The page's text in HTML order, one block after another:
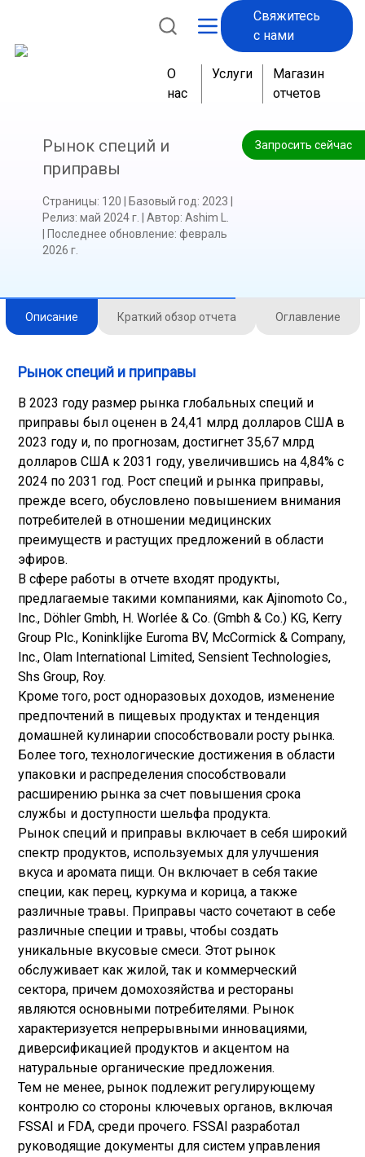
Свяжитесь
с нами
О
нас
Услуги
Магазин
отчетов
Запросить сейчас
Рынок специй и
приправы
Страницы: 120 Базовый год: 2023
Релиз: май 2024 г. Автор: Ashim L.
Последнее обновление: февраль
2026 г.
Описание Краткий обзор отчета Оглавление
Рынок специй и приправы
В 2023 году размер рынка глобальных специй и
приправы был оценен в 24,41 млрд долларов США в
2023 году и, по прогнозам, достигнет 35,67 млрд
долларов США к 2031 году, увеличившись на 4,84% с
2024 по 2031 год. Рост специй и рынка приправы,
прежде всего, обусловлено повышением внимания
потребителей в отношении медицинских
преимуществ и растущих предложений в области
эфиров.
В сфере работы в отчете входят продукты,
предлагаемые такими компаниями, как Ajinomoto Co.,
Inc., Döhler Gmbh, H. Worlée & Co. (Gmbh & Co.) KG, Kerry
Group Plc., Koninklijke Euroma BV, McCormick & Company,
Inc., Olam International Limited, Sensient Technologies,
Shs Group, Roy.
Кроме того, рост одноразовых доходов, изменение
предпочтений в пищевых продуктах и тенденция
домашней кулинарии способствовали росту рынка.
Более того, технологические достижения в области
упаковки и распределения способствовали
расширению рынка за счет повышения срока
службы и доступности шельфа продукта.
Рынок специй и приправы включает в себя широкий
спектр продуктов, используемых для улучшения
вкуса и аромата пищи. Он включает в себя такие
специи, как перец, куркума и корица, а также
различные травы. Приправы часто сочетают в себе
различные специи и травы, чтобы создать
уникальные вкусовые смеси. Этот рынок
обслуживает как жилой, так и коммерческий
сектора, причем домохозяйства и рестораны
являются основными потребителями. Рынок
характеризуется непрерывными инновациями,
диверсификацией продуктов и акцентом на
натуральные органические предложения.
Тем не менее, рынок подлежит регулирующему
контролю со стороны ключевых органов, включая
FSSAI и FDA, среди прочего. FSSAI разработал
руководящие документы для систем управления